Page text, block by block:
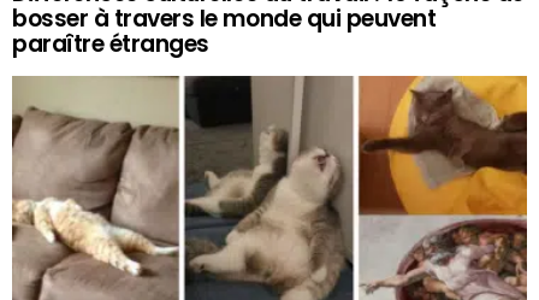
bosser à travers le monde qui peuvent
paraître étranges